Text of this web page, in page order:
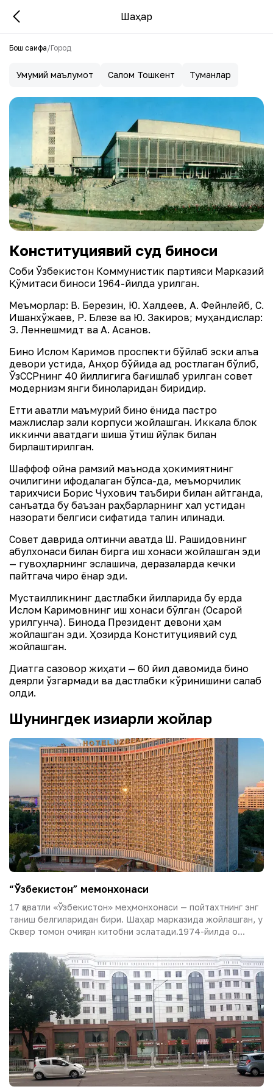
Шаҳар
Бош саҳифа/Город
Умумий маълумот Салом Тошкент Туманлар
Конституциявий суд биноси
Собиқ Ўзбекистон Коммунистик партияси Марказий
Қўмитаси биноси 1964-йилда қурилган.
Меъморлар: В. Березин, Ю. Халдеев, А. Фейнлейб, С.
Ишанхўжаев, Р. Блезе ва Ю. Закиров; муҳандислар:
Э. Леннешмидт ва А. Асанов.
Бино Ислом Каримов проспекти бўйлаб эски қалъа
девори устида, Анҳор бўйида қад ростлаган бўлиб,
ЎзССРнинг 40 йиллигига бағишлаб қурилган совет
модернизм янги биноларидан биридир.
Етти қаватли маъмурий бино ёнида пастроқ
мажлислар зали корпуси жойлашган. Иккала блок
иккинчи қаватдаги шиша ўтиш йўлак билан
бирлаштирилган.
Шаффоф ойна рамзий маънода ҳокимиятнинг
очиқлигини ифодалаган бўлса-да, меъморчилик
тарихчиси Борис Чухович таъбири билан айтганда,
санъатда бу баъзан раҳбарларнинг халқ устидан
назорати белгиси сифатида талқин қилинади.
Совет даврида олтинчи қаватда Ш. Рашидовнинг
қабулхонаси билан бирга иш хонаси жойлашган эди
— гувоҳларнинг эслашича, деразаларда кечки
пайтгача чироқ ёнар эди.
Мустақилликнинг дастлабки йилларида бу ерда
Ислом Каримовнинг иш хонаси бўлган (Оқсарой
қурилгунча). Бинода Президент девони ҳам
жойлашган эди. Ҳозирда Конституциявий суд
жойлашган.
Диққатга сазовор жиҳати — 60 йил давомида бино
деярли ўзгармади ва дастлабки кўринишини сақлаб
қолди.
Шунингдек қизиқарли жойлар
“Ўзбекистон” меҳмонхонаси
17 қаватли «Ўзбекистон» меҳмонхонаси — пойтахтнинг энг
таниш белгиларидан бири. Шаҳар марказида жойлашган, у
Сквер томон очиқган китобни эслатади.1974-йилда о...